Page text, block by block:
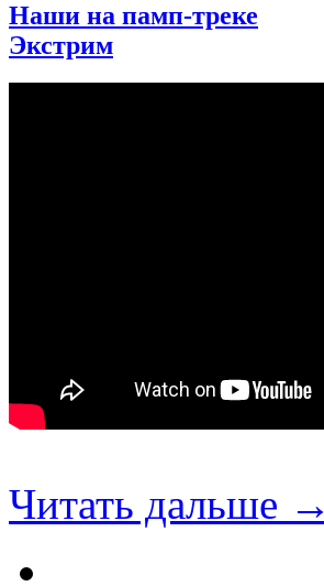
Наши на памп-треке
Экстрим
Читать дальше →